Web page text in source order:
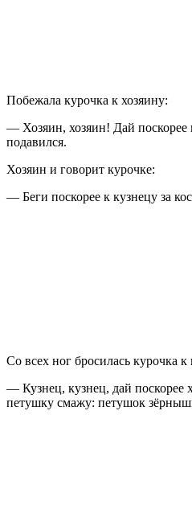
Побежала курочка к хозяину:
— Хозяин, хозяин! Дай поскорее
подавился.
Хозяин и говорит курочке:
— Беги поскорее к кузнецу за
Со всех ног бросилась курочка
— Кузнец, кузнец, дай поскорее
петушку смажу: петушок